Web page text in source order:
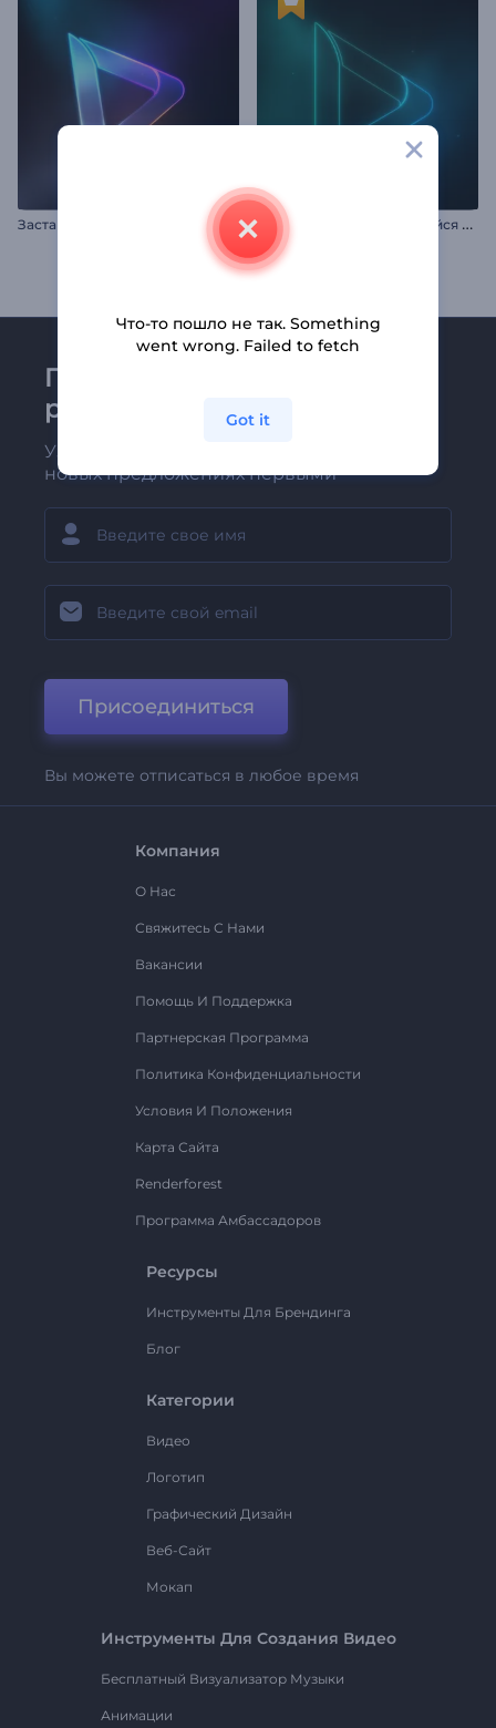
А
нимация лого: Светящийся неон
Присоединяйтесь к
рассылке Renderforest
Узнавайте о последних новостях и
новых предложениях первыми
Присоединиться
Вы можете отписаться в любое время
Компания
О Нас
Свяжитесь С Нами
Вакансии
Помощь И Поддержка
Партнерская Программа
Политика Конфиденциальности
Условия И Положения
Карта Сайта
Renderforest
Программа Амбассадоров
Ресурсы
Инструменты Для Брендинга
Блог
Категории
Видео
Логотип
Графический Дизайн
Веб-Сайт
Мокап
Инструменты Для Создания Видео
Бесплатный Визуализатор Музыки
Анимации
Что-то пошло не так. Something
went wrong. Failed to fetch
Got it